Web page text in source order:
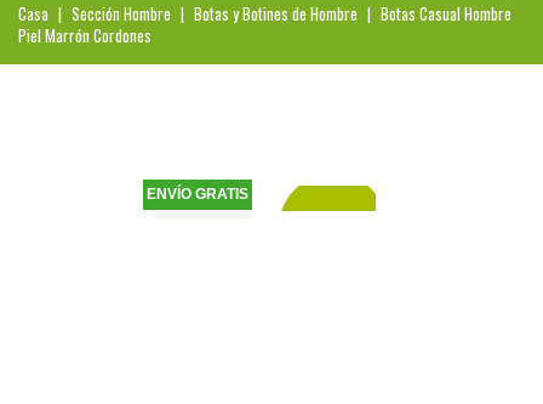
Casa | Sección Hombre | Botas y Botines de Hombre | Botas Casual Hombre
Piel Marrón Cordones
ENVÍO GRATIS